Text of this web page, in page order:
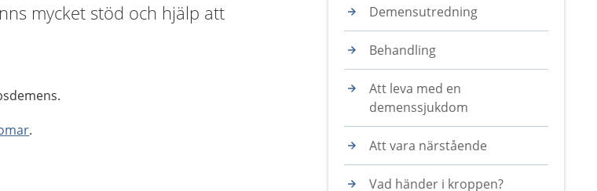
mycket stöd och hjälp att
.
Demensutredning
Behandling
Att leva med en
demenssjukdom
Att vara närstående
Vad händer i kroppen?